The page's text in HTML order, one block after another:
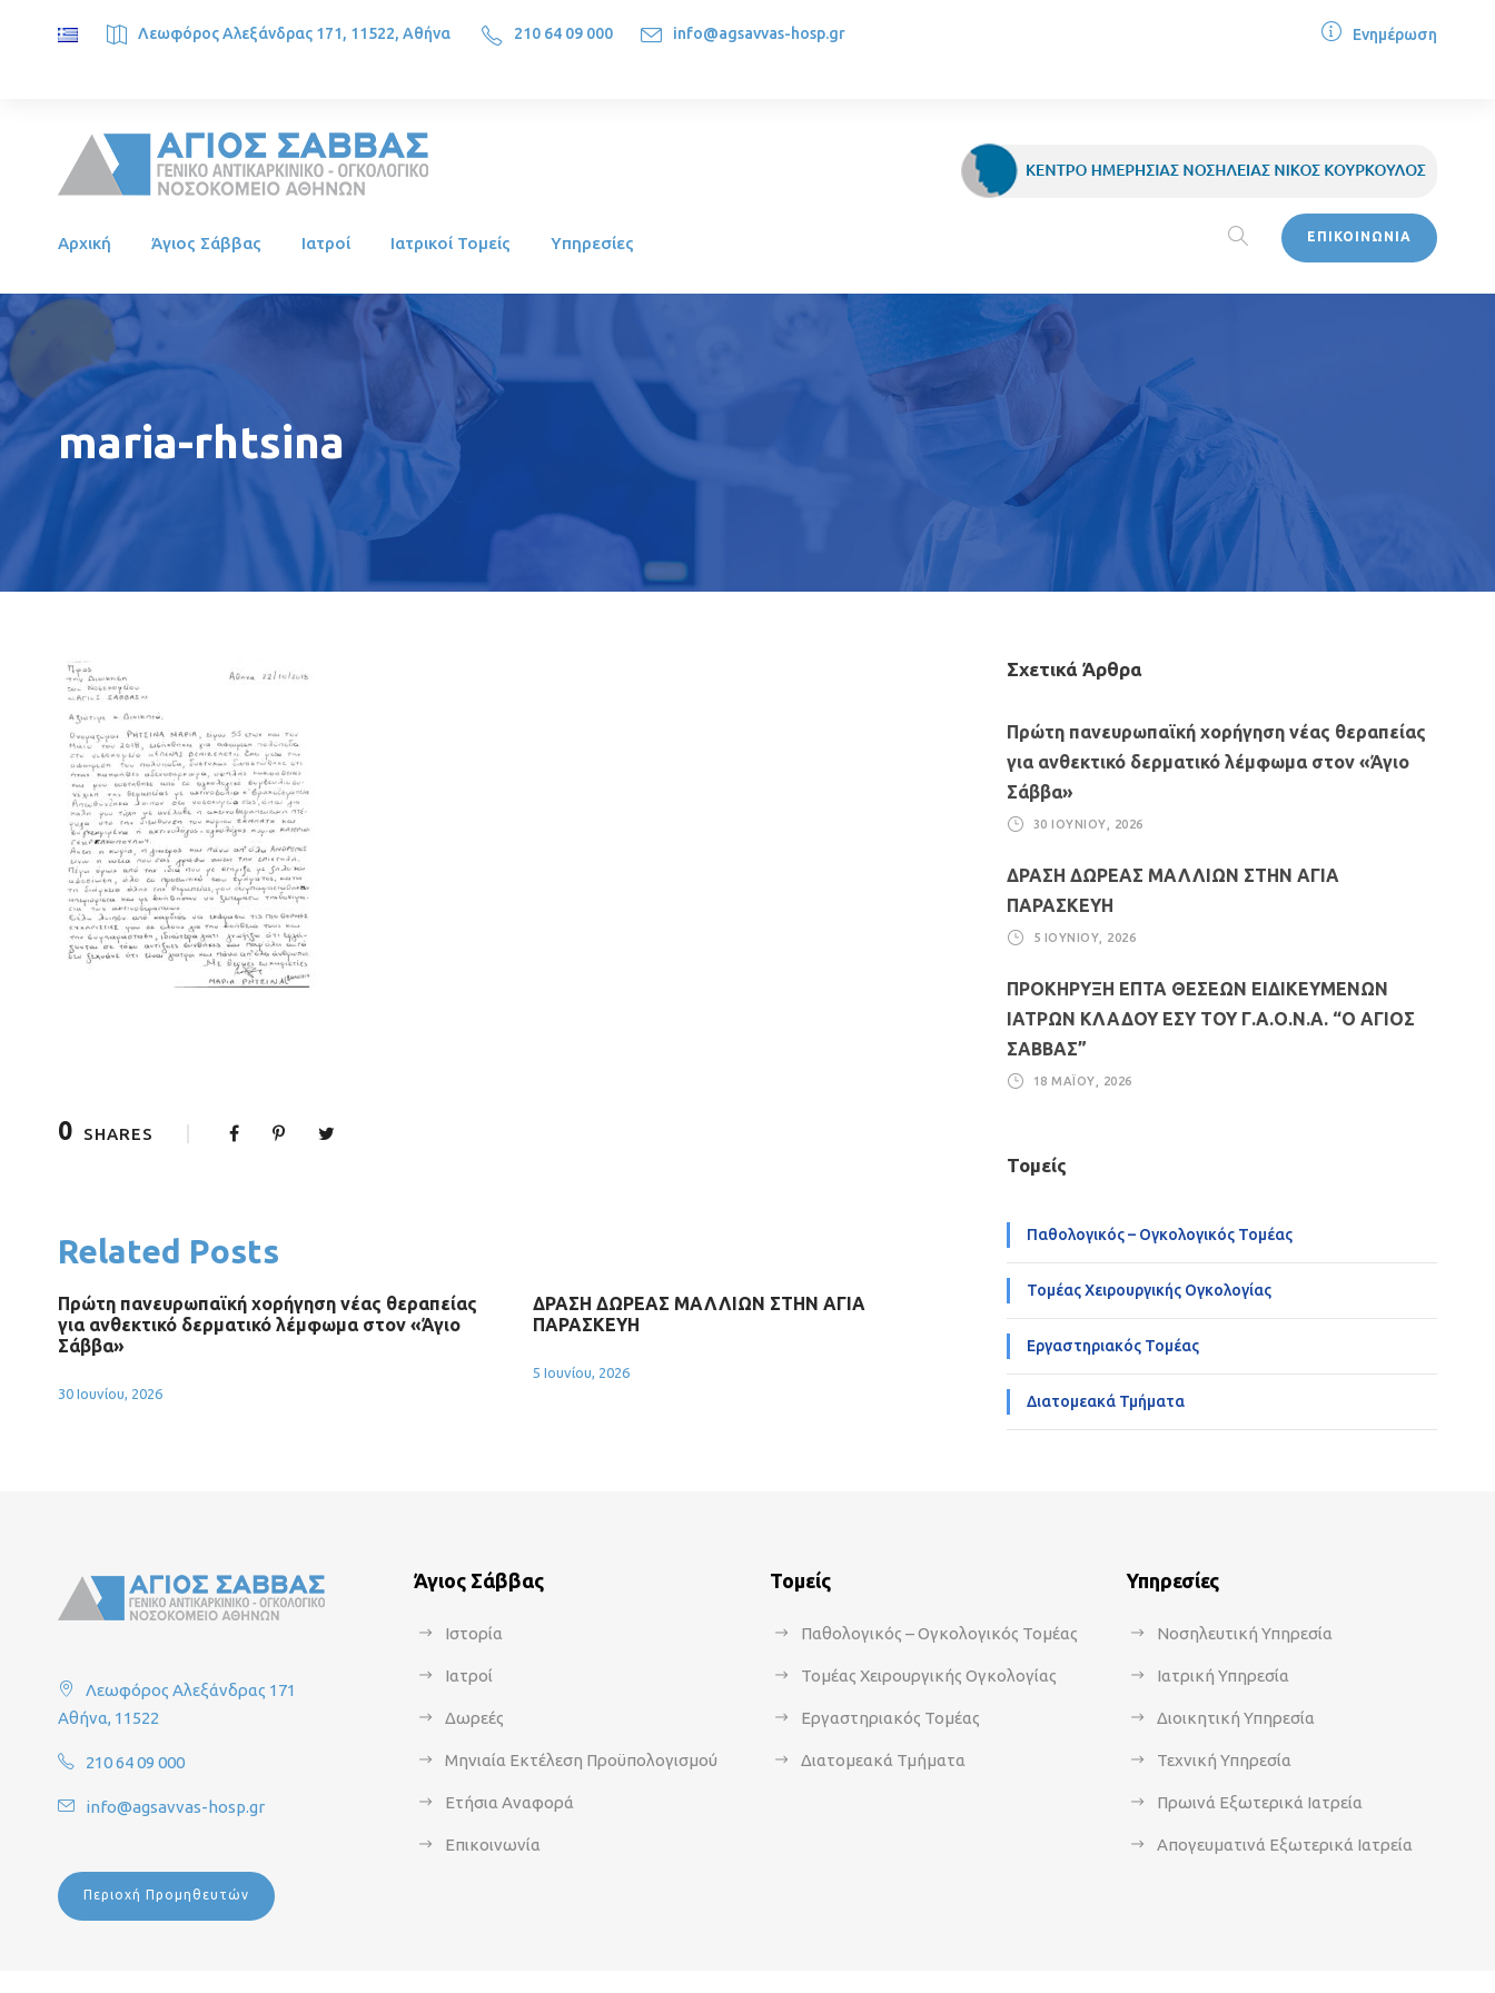
Λεωφόρος Αλεξάνδρας 171, 11522, Αθήνα 210 64 09 000 info@agsavvas-hosp.gr Ενημέρωση
Αρχική Άγιος Σάββας Ιατροί Ιατρικοί Τομείς Υπηρεσίες ΕΠΙΚΟΙΝΩΝΙΑ
maria-rhtsina
0 SHARES
Related Posts
Πρώτη πανευρωπαϊκή χορήγηση νέας θεραπείας
για ανθεκτικό δερματικό λέμφωμα στον «Άγιο
Σάββα»
30 Ιουνίου, 2026
ΔΡΑΣΗ ΔΩΡΕΑΣ ΜΑΛΛΙΩΝ ΣΤΗΝ ΑΓΙΑ
ΠΑΡΑΣΚΕΥΗ
5 Ιουνίου, 2026
Σχετικά Άρθρα
Πρώτη πανευρωπαϊκή χορήγηση νέας θεραπείας
για ανθεκτικό δερματικό λέμφωμα στον «Άγιο
Σάββα»
30 ΙΟΥΝΊΟΥ, 2026
ΔΡΑΣΗ ΔΩΡΕΑΣ ΜΑΛΛΙΩΝ ΣΤΗΝ ΑΓΙΑ
ΠΑΡΑΣΚΕΥΗ
5 ΙΟΥΝΊΟΥ, 2026
ΠΡΟΚΗΡΥΞΗ ΕΠΤΑ ΘΕΣΕΩΝ ΕΙΔΙΚΕΥΜΕΝΩΝ
ΙΑΤΡΩΝ ΚΛΑΔΟΥ ΕΣΥ ΤΟΥ Γ.Α.Ο.Ν.Α. “Ο ΑΓΙΟΣ
ΣΑΒΒΑΣ”
18 ΜΑΪ́ΟΥ, 2026
Τομείς
Παθολογικός – Ογκολογικός Τομέας
Τομέας Χειρουργικής Ογκολογίας
Εργαστηριακός Τομέας
Διατομεακά Τμήματα
Λεωφόρος Αλεξάνδρας 171
Αθήνα, 11522
210 64 09 000
info@agsavvas-hosp.gr
Περιοχή Προμηθευτών
Άγιος Σάββας
Ιστορία
Ιατροί
Δωρεές
Μηνιαία Εκτέλεση Προϋπολογισμού
Ετήσια Αναφορά
Επικοινωνία
Τομείς
Παθολογικός – Ογκολογικός Τομέας
Τομέας Χειρουργικής Ογκολογίας
Εργαστηριακός Τομέας
Διατομεακά Τμήματα
Υπηρεσίες
Νοσηλευτική Υπηρεσία
Ιατρική Υπηρεσία
Διοικητική Υπηρεσία
Τεχνική Υπηρεσία
Πρωινά Εξωτερικά Ιατρεία
Απογευματινά Εξωτερικά Ιατρεία